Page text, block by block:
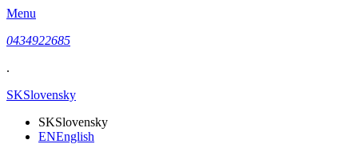
Menu
0434922685
.
SKSlovensky
SKSlovensky
ENEnglish